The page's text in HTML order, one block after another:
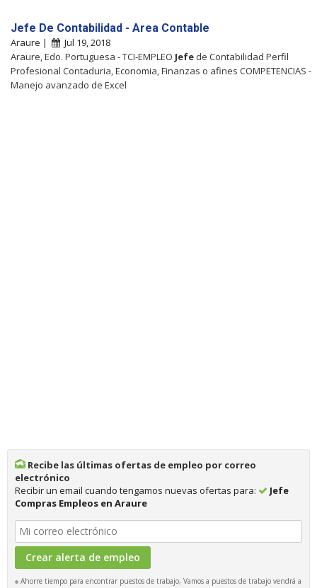
Jefe De Contabilidad - Area Contable
Araure |
Jul 19, 2018
Araure, Edo. Portuguesa - TCI-EMPLEO Jefe de Contabilidad Perfil
Profesional Contaduria, Economia, Finanzas o afines COMPETENCIAS -
Manejo avanzado de Excel
Recibe las últimas ofertas de empleo por correo
electrónico
Recibir un email cuando tengamos nuevas ofertas para:
Jefe
Compras Empleos en Araure
Ahorre tiempo para encontrar puestos de trabajo, Vamos a puestos de trabajo vendrá a